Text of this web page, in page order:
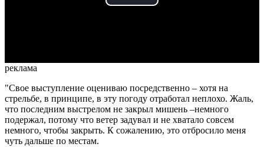
Play
реклама
"Свое выступление оцениваю посредственно – хотя на
стрельбе, в принципе, в эту погоду отработал неплохо. Жаль,
что последним выстрелом не закрыл мишень –немного
подержал, потому что ветер задувал и не хватало совсем
немного, чтобы закрыть. К сожалению, это отбросило меня
чуть дальше по местам.